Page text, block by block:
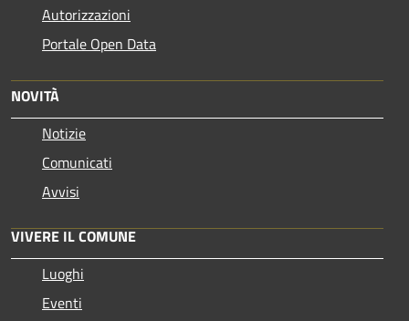
Autorizzazioni
Portale Open Data
NOVITÀ
Notizie
Comunicati
Avvisi
VIVERE IL COMUNE
Luoghi
Eventi